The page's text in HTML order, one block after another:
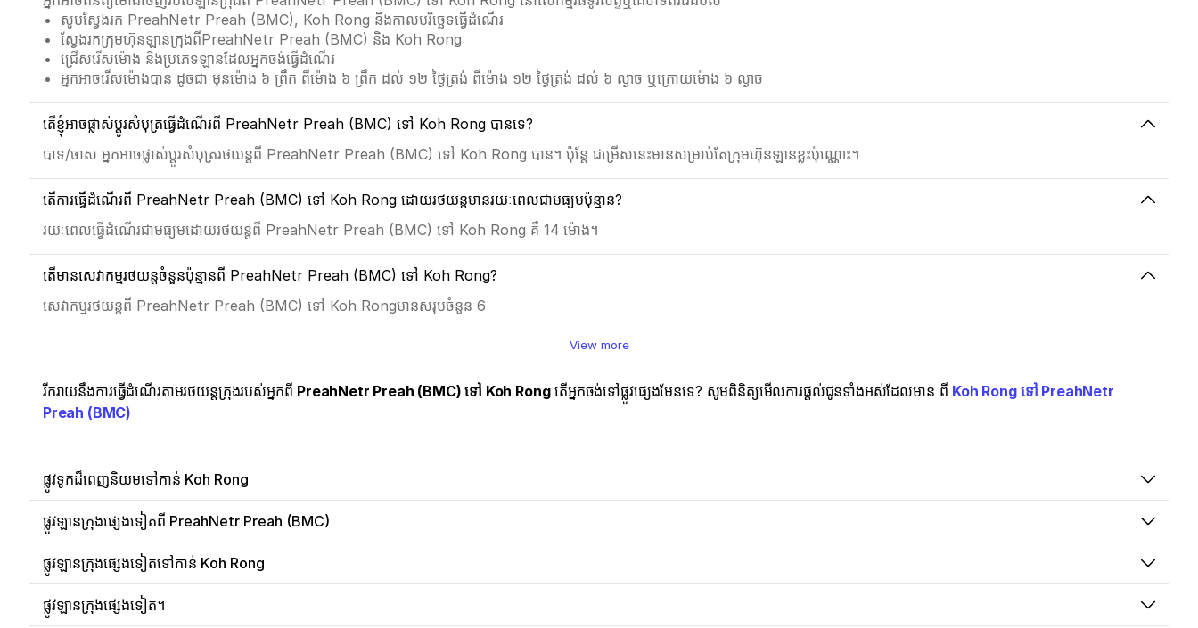
សូមស្វែងរក PreahNetr Preah (BMC), Koh Rong និងកាលបរិច្ឆេទធ្វើដំណើរ
ស្វែងរកក្រុមហ៊ុនឡានក្រុងពីPreahNetr Preah (BMC) និង Koh Rong
ជ្រើសរើសម៉ោង និងប្រភេទឡានដែលអ្នកចង់ធ្វើដំណើរ
អ្នកអាចរើសម៉ោងបាន ដូចជា មុនម៉ោង ៦ ព្រឹក ពីម៉ោង ៦ ព្រឹក ដល់ ១២ ថ្ងៃត្រង់ ពីម៉ោង ១២ ថ្ងៃត្រង់ ដល់ ៦ ល្ងាច ឬក្រោយម៉ោង ៦ ល្ងាច
តើខ្ញុំអាចផ្លាស់ប្ដូរសំបុត្រធ្វើដំណើរពី PreahNetr Preah (BMC) ទៅ Koh Rong បានទេ?
បាទ/ចាស អ្នកអាចផ្លាស់ប្ដូរសំបុត្ររថយន្តពី PreahNetr Preah (BMC) ទៅ Koh Rong បាន។ ប៉ុន្តែ ជម្រើសនេះមានសម្រាប់តែក្រុមហ៊ុនឡានខ្លះប៉ុណ្ណោះ។
តើការធ្វើដំណើរពី PreahNetr Preah (BMC) ទៅ Koh Rong ដោយរថយន្តមានរយៈពេលជាមធ្យមប៉ុន្មាន?
រយៈពេលធ្វើដំណើរជាមធ្យមដោយរថយន្តពី PreahNetr Preah (BMC) ទៅ Koh Rong គឺ 14 ម៉ោង។
តើមានសេវាកម្មរថយន្តចំនួនប៉ុន្មានពី PreahNetr Preah (BMC) ទៅ Koh Rong?
សេវាកម្មរថយន្តពី PreahNetr Preah (BMC) ទៅ Koh Rongមានសរុបចំនួន 6
View more
រីករាយនឹងការធ្វើដំណើរតាមរថយន្តក្រុងរបស់អ្នកពី PreahNetr Preah (BMC) ទៅ Koh Rongតើអ្នកចង់ទៅផ្លូវផ្សេងមែនទេ? សូមពិនិត្យមើលការផ្តល់ជូនទាំងអស់ដែលមាន ពី Koh Rong ទៅ PreahNetr
Preah (BMC)
ផ្លូវទូកដ៏ពេញនិយមទៅកាន់ Koh Rong
ផ្លូវឡានក្រុងផ្សេងទៀតពី PreahNetr Preah (BMC)
ផ្លូវឡានក្រុងផ្សេងទៀតទៅកាន់ Koh Rong
ផ្លូវឡានក្រុងផ្សេងទៀត។